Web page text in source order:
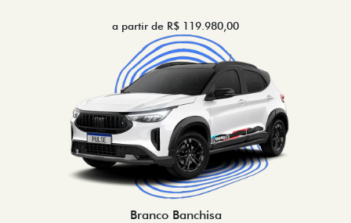
a partir de R$ 119.980,00
Branco Banchisa